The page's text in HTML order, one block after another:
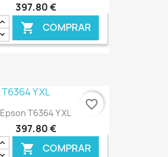
397,80 €
 COMPRAR
€ ONLINE
Epson T6364 Y XL
397,80 €
 COMPRAR
favorite_border